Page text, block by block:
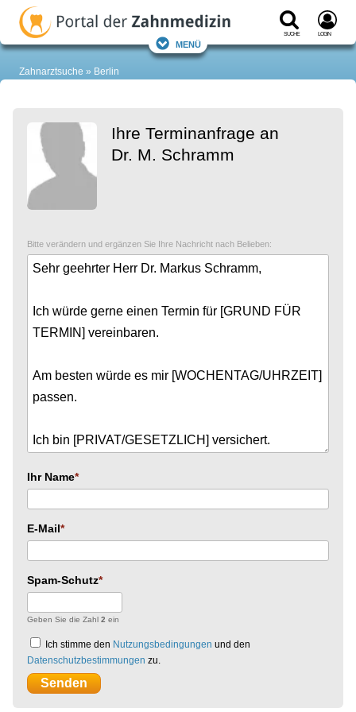
Suche Login
Menü
Zahnarztsuche Berlin
Ihre Terminanfrage an
Dr. M. Schramm
Bitte verändern und ergänzen Sie Ihre Nachricht nach Belieben:
Ihr Name
E-Mail
Spam-Schutz
Geben Sie die Zahl 2 ein
Ich stimme den Nutzungsbedingungen und den
Datenschutzbestimmungen zu.